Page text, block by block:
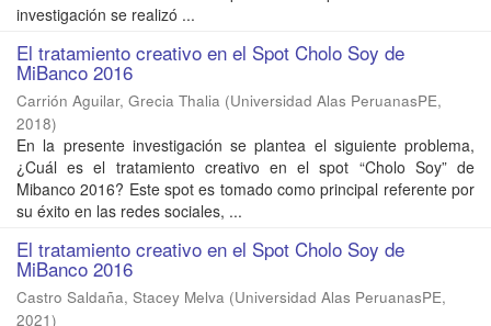
investigación se realizó ...
El tratamiento creativo en el Spot Cholo Soy de
MiBanco 2016
Carrión Aguilar, Grecia Thalia (Universidad Alas PeruanasPE,
2018)
En la presente investigación se plantea el siguiente problema,
¿Cuál es el tratamiento creativo en el spot “Cholo Soy” de
Mibanco 2016? Este spot es tomado como principal referente por
su éxito en las redes sociales, ...
El tratamiento creativo en el Spot Cholo Soy de
MiBanco 2016
Castro Saldaña, Stacey Melva (Universidad Alas PeruanasPE,
2021)